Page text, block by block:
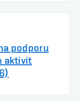
podporu
aktivit